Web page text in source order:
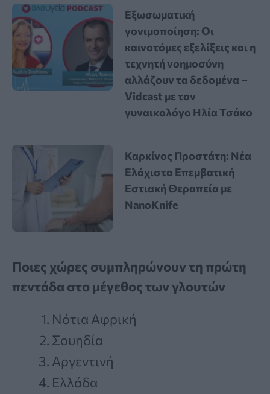
Εξωσωματική
γονιμοποίηση: Οι
καινοτόμες εξελίξεις και η
τεχνητή νοημοσύνη
αλλάζουν τα δεδομένα –
Vidcast με τον
γυναικολόγο Ηλία Τσάκο
Καρκίνος Προστάτη: Νέα
Ελάχιστα Επεμβατική
Εστιακή Θεραπεία με
NanoKnife
Ποιες χώρες συμπληρώνουν τη πρώτη
πεντάδα στο μέγεθος των γλουτών
Νότια Αφρική
Σουηδία
Αργεντινή
Ελλάδα